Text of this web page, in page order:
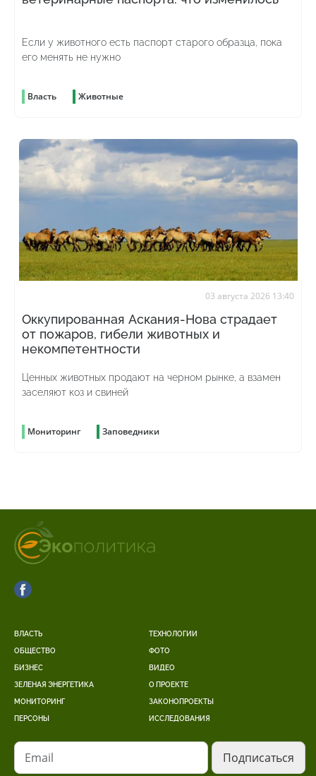
Если у животного есть паспорт старого образца, пока
его менять не нужно
Власть Животные
03 августа 2026 13:40
Оккупированная Аскания-Нова страдает
от пожаров, гибели животных и
некомпетентности
Ценных животных продают на черном рынке, а взамен
заселяют коз и свиней
Мониторинг Заповедники
ВЛАСТЬ
ОБЩЕСТВО
БИЗНЕС
ЗЕЛЕНАЯ ЭНЕРГЕТИКА
МОНИТОРИНГ
ПЕРСОНЫ
ТЕХНОЛОГИИ
ФОТО
ВИДЕО
О ПРОЕКТЕ
ЗАКОНОПРОЕКТЫ
ИССЛЕДОВАНИЯ
Email